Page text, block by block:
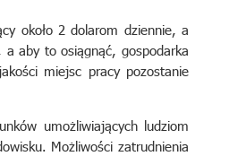
około 2 dolarom dziennie, a
aby to osiągnąć, gospodarka
miejsc pracy pozostanie
umożliwiających ludziom
Możliwości zatrudnienia